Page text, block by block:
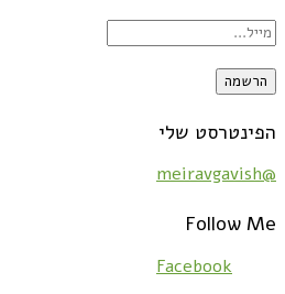
הפינטרסט שלי
@meiravgavish
Follow Me
Facebook